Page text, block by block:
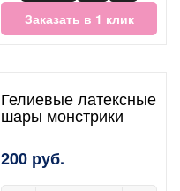
Заказать в 1 клик
Гелиевые латексные
шары монстрики
200 руб.